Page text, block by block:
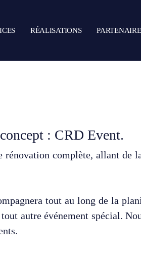
RÉALISATIONS
: CRD Event.
complète, allant de
tout au long de la
autre événement spécial.